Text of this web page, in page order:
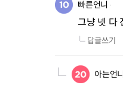
빠른언니
그냥 넷 다
답글쓰기
아는언니